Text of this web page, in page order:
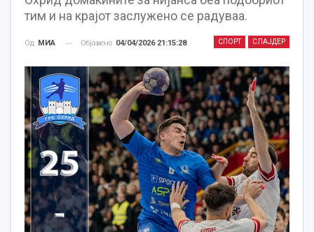
тим и на крајот заслужено се радуваа.
СПОРТ СЛАЈДЕР
Од МИА Објавено 04/04/2026 21:15:28